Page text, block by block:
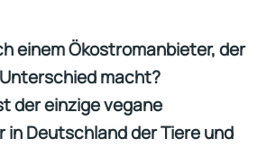
einem Ökostromanbieter, der
macht?
der einzige vegane
Deutschland der Tiere und